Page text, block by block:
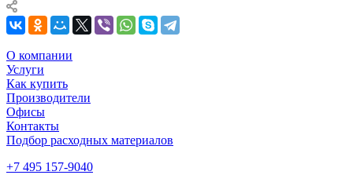
О компании
Услуги
Как купить
Производители
Офисы
Контакты
Подбор расходных материалов
+7 495 157-9040